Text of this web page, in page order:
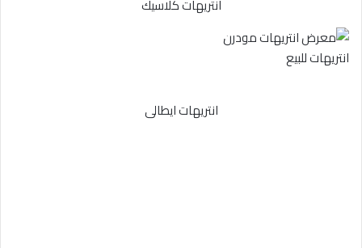
انتريهات كلاسيك
انتريهات للبيع
انتريهات ايطالى